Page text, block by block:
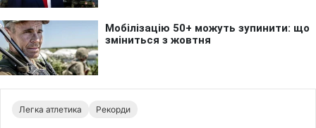
Легка атлетика Рекорди